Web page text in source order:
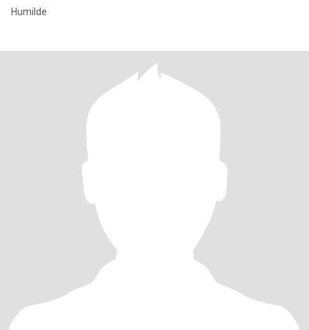
Humilde